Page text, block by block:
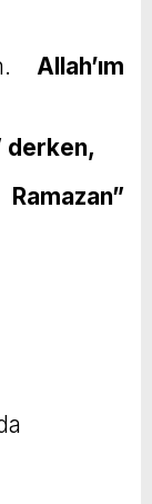
Allah’ım
derken,